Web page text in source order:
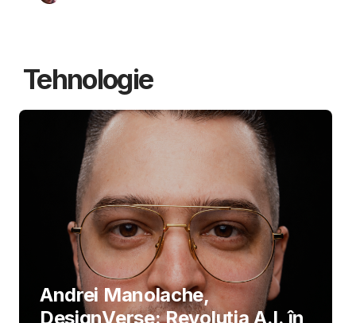
Tehnologie
Andrei Manolache,
DesignVerse: Revoluția A.I. în